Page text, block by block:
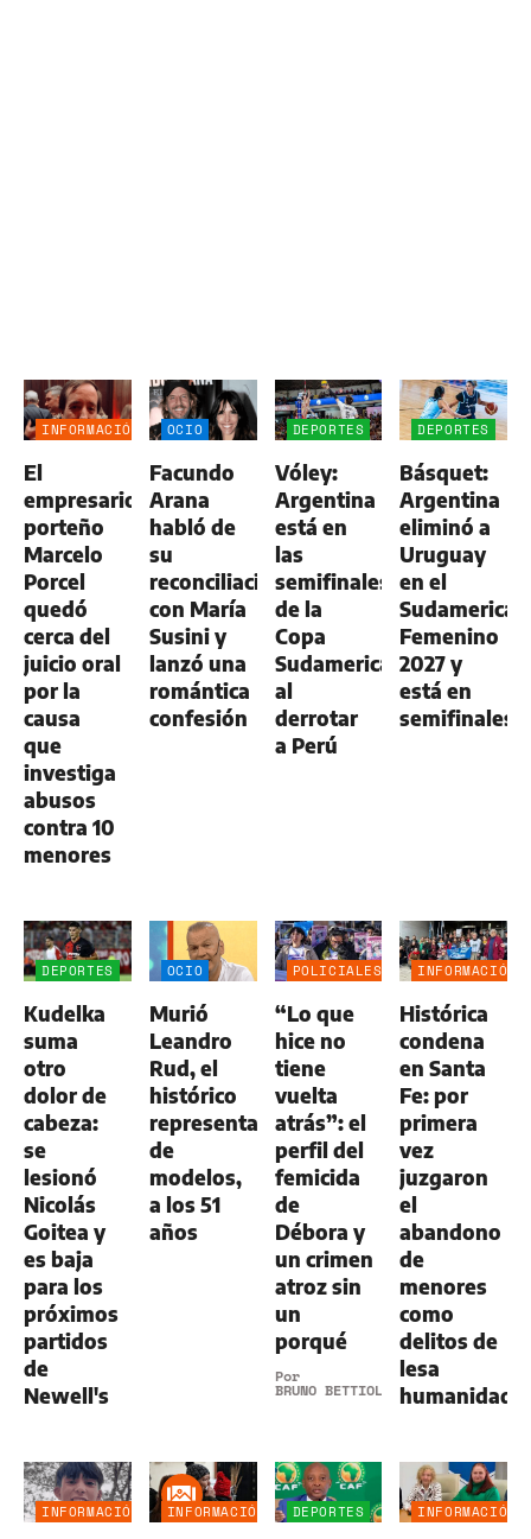
INFORMACIÓN
El
empresario
porteño
Marcelo
Porcel
quedó
cerca del
juicio oral
por la
causa
que
investiga
abusos
contra 10
menores
OCIO
Facundo
Arana
habló de
su
reconciliación
con María
Susini y
lanzó una
romántica
confesión
DEPORTES
Vóley:
Argentina
está en
las
semifinales
de la
Copa
Sudamericana
al
derrotar
a Perú
DEPORTES
Básquet:
Argentina
eliminó a
Uruguay
en el
Femenino
2027 y
está en
semifinales
DEPORTES
Kudelka
suma
otro
dolor de
cabeza:
se
lesionó
Nicolás
Goitea y
es baja
para los
próximos
partidos
de
Newell's
OCIO
Murió
Leandro
Rud, el
histórico
representante
de
modelos,
a los 51
años
POLICIALES
“Lo que
hice no
tiene
vuelta
atrás”: el
perfil del
femicida
de
Débora y
un crimen
atroz sin
un
porqué
Por
BRUNO BETTIOL
INFORMACIÓN
Histórica
condena
en Santa
Fe: por
primera
vez
juzgaron
el
abandono
de
menores
como
delitos de
lesa
humanidad
INFORMACIÓN
INFORMACIÓN
DEPORTES
INFORMACIÓN